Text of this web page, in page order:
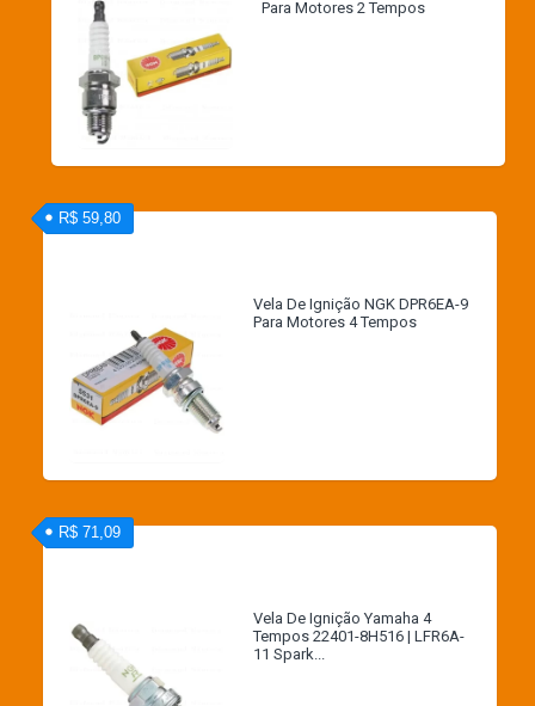
Para Motores 2 Tempos
Vela De Ignição NGK DPR6EA-9
Para Motores 4 Tempos
R$ 59,80
Vela De Ignição Yamaha 4
Tempos 22401-8H516 | LFR6A-
11 Spark...
R$ 71,09